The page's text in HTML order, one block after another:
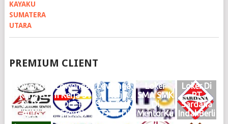
PREMIUM CLIENT
Lowonga
n Kerja S1
Di PT
Auto
Lowonga
n Kerja S1
Di PT
Growth
Lowonga
n Kerja
SMA SMK
D3 S1 Di
Loker
SMA SMK
Di
MentorKu
Loker Di
PT
Sardana
IndahBerli